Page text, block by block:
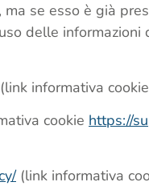
se esso è già
delle
informativa cookie
cookie https://
(link informativa